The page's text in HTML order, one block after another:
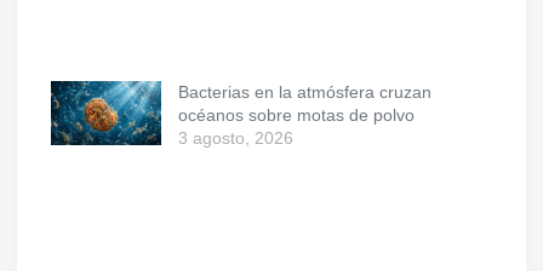
Bacterias en la atmósfera cruzan
océanos sobre motas de polvo
3 agosto, 2026